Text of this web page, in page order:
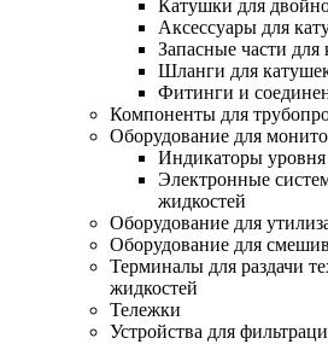
Катушки для
Аксессуары для
Запасные части для
Шланги для
Фитинги и
Компоненты для
Оборудование для
Индикаторы уровня
Электронные
жидкостей
Оборудование для
Оборудование для
Терминалы для раздачи
жидкостей
Тележки
Устройства для